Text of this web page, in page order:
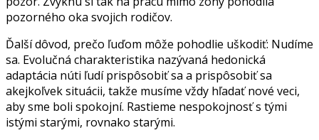
pozorného oka svojich rodičov.
Ďalší dôvod, prečo ľuďom môže pohodlie uškodiť: Nudíme
sa. Evolučná charakteristika nazývaná hedonická
adaptácia núti ľudí prispôsobiť sa a prispôsobiť sa
akejkoľvek situácii, takže musíme vždy hľadať nové veci,
aby sme boli spokojní. Rastieme nespokojnosť s tými
istými starými, rovnako starými.